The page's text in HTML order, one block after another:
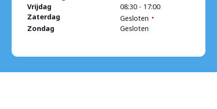
Vrijdag
08:30 - 17:00
Zaterdag
Gesloten
Zondag
Gesloten